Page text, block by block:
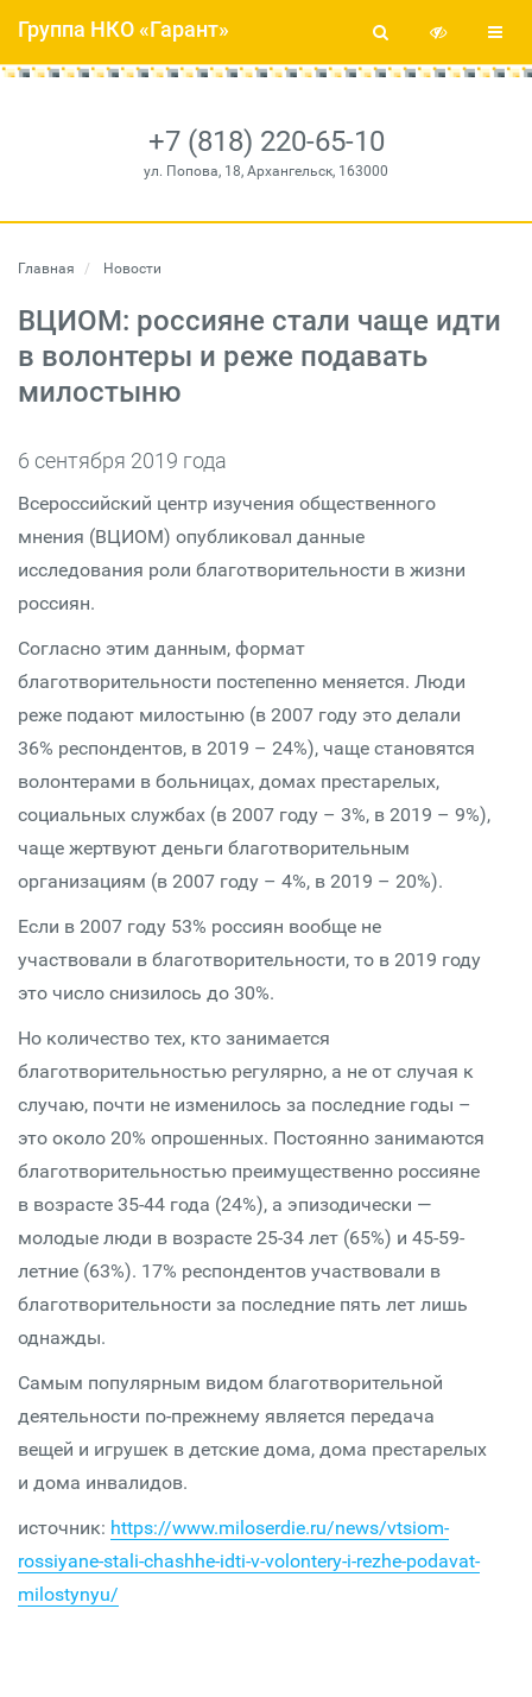
+7 (818) 220-65-10
ул. Попова, 18, Архангельск, 163000
Группа НКО «Гарант»
Главная Новости
ВЦИОМ: россияне стали чаще идти
в волонтеры и реже подавать
милостыню
6 сентября 2019 года
Всероссийский центр изучения общественного
мнения (ВЦИОМ) опубликовал данные
исследования роли благотворительности в жизни
россиян.
Согласно этим данным, формат
благотворительности постепенно меняется. Люди
реже подают милостыню (в 2007 году это делали
36% респондентов, в 2019 – 24%), чаще становятся
волонтерами в больницах, домах престарелых,
социальных службах (в 2007 году – 3%, в 2019 – 9%),
чаще жертвуют деньги благотворительным
организациям (в 2007 году – 4%, в 2019 – 20%).
Если в 2007 году 53% россиян вообще не
участвовали в благотворительности, то в 2019 году
это число снизилось до 30%.
Но количество тех, кто занимается
благотворительностью регулярно, а не от случая к
случаю, почти не изменилось за последние годы –
это около 20% опрошенных. Постоянно занимаются
благотворительностью преимущественно россияне
в возрасте 35-44 года (24%), а эпизодически —
молодые люди в возрасте 25-34 лет (65%) и 45-59-
летние (63%). 17% респондентов участвовали в
благотворительности за последние пять лет лишь
однажды.
Самым популярным видом благотворительной
деятельности по-прежнему является передача
вещей и игрушек в детские дома, дома престарелых
и дома инвалидов.
источник: https://www.miloserdie.ru/news/vtsiom-
rossiyane-stali-chashhe-idti-v-volontery-i-rezhe-podavat-
milostynyu/